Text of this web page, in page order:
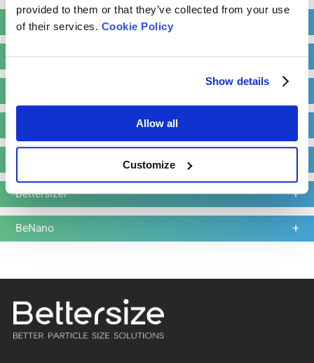
provided to them or that they’ve collected from your use
of their services. Cookie Policy
Show details
Allow all
Customize
詳しくはこちら
関連装置
Bettersizer 2600
あらゆるニーズに応える粒子解析装置
測定範囲：0.02～2,600μm（湿式分散）
測定範囲：0.1～2,600μm（乾式分散）
BeScan
BeVision
Bettersizer
BeNano